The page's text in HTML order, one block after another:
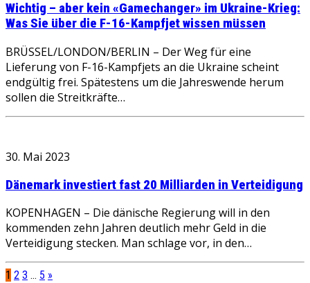
Wichtig – aber kein «Gamechanger» im Ukraine-Krieg:
Was Sie über die F-16-Kampfjet wissen müssen
BRÜSSEL/LONDON/BERLIN – Der Weg für eine
Lieferung von F-16-Kampfjets an die Ukraine scheint
endgültig frei. Spätestens um die Jahreswende herum
sollen die Streitkräfte…
30. Mai 2023
Dänemark investiert fast 20 Milliarden in Verteidigung
KOPENHAGEN – Die dänische Regierung will in den
kommenden zehn Jahren deutlich mehr Geld in die
Verteidigung stecken. Man schlage vor, in den…
1 2 3 … 5 »